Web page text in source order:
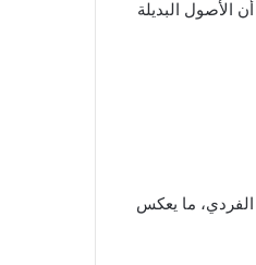
الأصول البديلة
أسعار المنازل بشكل ملحوظ منذ عام 2000 مقارنة بنمو الدخل الفردي، ما يعكس